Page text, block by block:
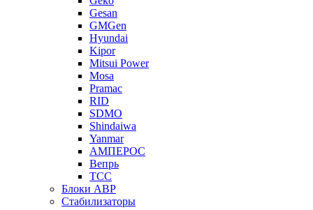
Gesan
GMGen
Hyundai
Kipor
Mitsui Power
Mosa
Pramac
RID
SDMO
Shindaiwa
Yanmar
АМПЕРОС
Вепрь
ТСС
Блоки АВР
Стабилизаторы